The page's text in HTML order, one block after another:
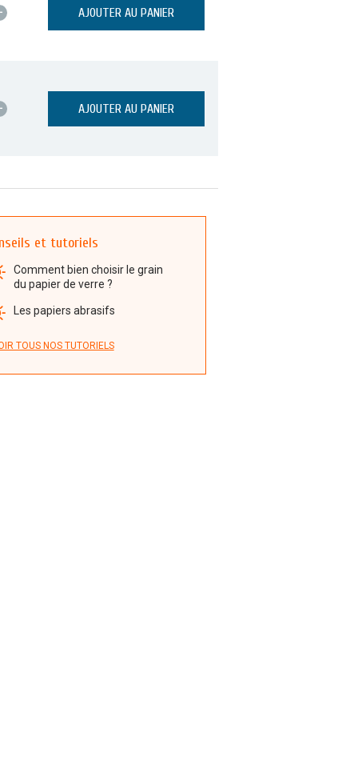
AJOUTER AU PANIER
AJOUTER AU PANIER
et tutoriels
Comment bien choisir le grain
du papier de verre ?
Les papiers abrasifs
TOUS NOS TUTORIELS